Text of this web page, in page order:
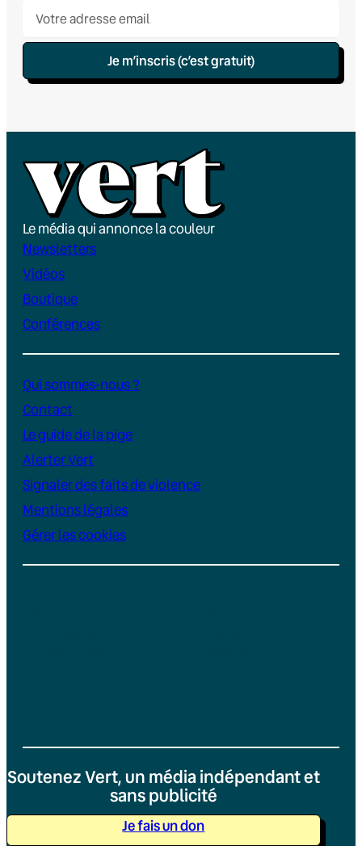
Je m’inscris (c’est gratuit)
Le média qui annonce la couleur
Newsletters
Vidéos
Boutique
Conférences
Qui sommes-nous ?
Contact
Le guide de la pige
Alerter Vert
Signaler des faits de violence
Mentions légales
Gérer les cookies
Soutenez Vert, un média indépendant et
sans publicité
Je fais un don